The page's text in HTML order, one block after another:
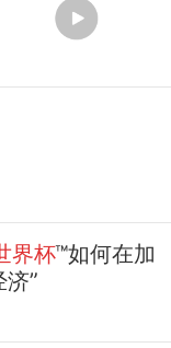
界杯™如何在加
”